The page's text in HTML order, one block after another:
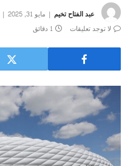
عبد الفتاح تخيم مايو 31, 2025
لا توجد تعليقات
1 دقائق